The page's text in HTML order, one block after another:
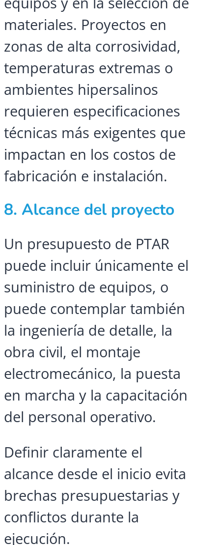
materiales. Proyectos en
zonas de alta corrosividad,
temperaturas extremas o
ambientes hipersalinos
requieren especificaciones
técnicas más exigentes que
impactan en los costos de
fabricación e instalación.
8. Alcance del proyecto
Un presupuesto de PTAR
puede incluir únicamente el
suministro de equipos, o
puede contemplar también
la ingeniería de detalle, la
obra civil, el montaje
electromecánico, la puesta
en marcha y la capacitación
del personal operativo.
Definir claramente el
alcance desde el inicio evita
brechas presupuestarias y
conflictos durante la
ejecución.